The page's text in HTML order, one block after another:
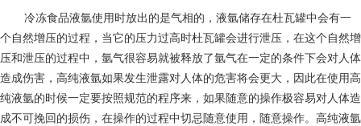
冷冻食品液氩使用时放出的是气相的，液氩储存在杜瓦罐中会有一
个自然增压的过程，当它的压力过高时杜瓦罐会进行泄压，在这个自然增
压和泄压的过程中，氩气很容易就被释放了氩气在一定的条件下会对人体
造成伤害，高纯液氩如果发生泄露对人体的危害将会更大，因此在使用高
纯液氩的时候一定要按照规范的程序来，如果随意的操作极容易对人体造
成不可挽回的损伤，在操作的过程中切忌随意使用，随意操作。高纯液氩